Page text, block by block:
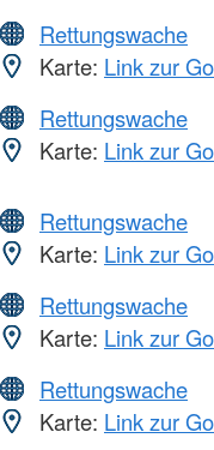
Rettungswache
Karte: Link zur
Rettungswache
Karte: Link zur
Rettungswache
Karte: Link zur
Rettungswache
Karte: Link zur
Rettungswache
Karte: Link zur